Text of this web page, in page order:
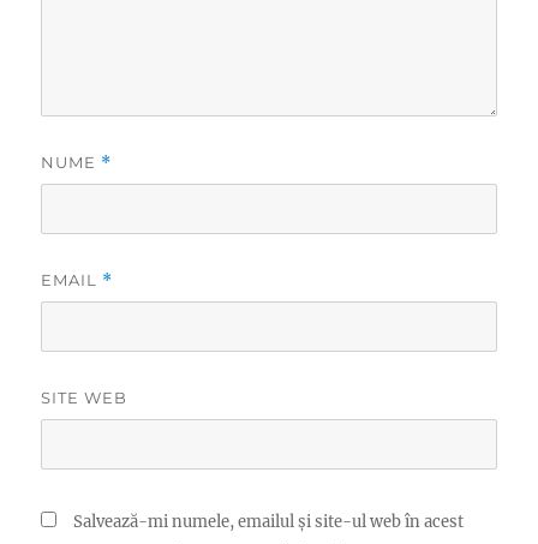
NUME *
EMAIL *
SITE WEB
Salvează-mi numele, emailul și site-ul web în acest